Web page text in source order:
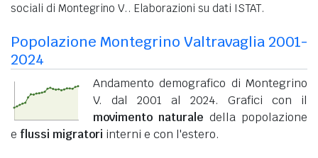
sociali di Montegrino V.. Elaborazioni su dati ISTAT.
Popolazione Montegrino Valtravaglia 2001-
2024
Andamento demografico di Montegrino
V. dal 2001 al 2024. Grafici con il
movimento naturale della popolazione
e flussi migratori interni e con l'estero.